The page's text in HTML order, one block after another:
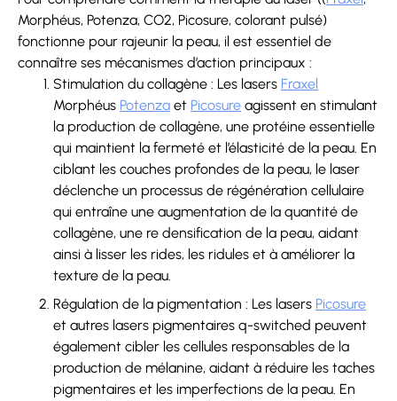
Morphéus, Potenza, CO2, Picosure, colorant pulsé)
fonctionne pour rajeunir la peau, il est essentiel de
connaître ses mécanismes d’action principaux :
Stimulation du collagène : Les lasers Fraxel
Morphéus Potenza et Picosure agissent en stimulant
la production de collagène, une protéine essentielle
qui maintient la fermeté et l’élasticité de la peau. En
ciblant les couches profondes de la peau, le laser
déclenche un processus de régénération cellulaire
qui entraîne une augmentation de la quantité de
collagène, une re densification de la peau, aidant
ainsi à lisser les rides, les ridules et à améliorer la
texture de la peau.
Régulation de la pigmentation : Les lasers Picosure
et autres lasers pigmentaires q-switched peuvent
également cibler les cellules responsables de la
production de mélanine, aidant à réduire les taches
pigmentaires et les imperfections de la peau. En